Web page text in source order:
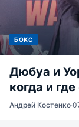
БОКС
Дюбуа и
когда и
Андрей Костенко·